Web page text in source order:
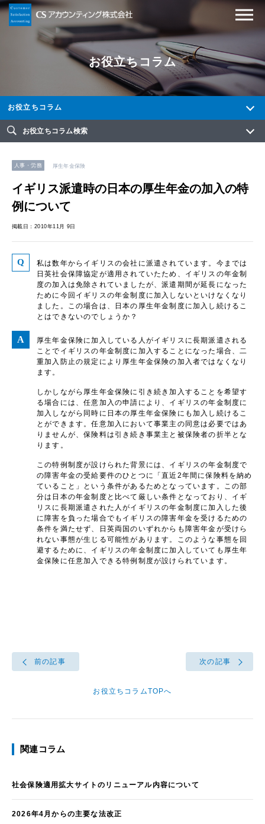
お役立ちコラム
お役立ちコラム
お役立ちコラム検索
人事・労務 厚生年金保険
イギリス派遣時の日本の厚生年金の加入の特
例について
掲載日：2010年11月 9日
私は数年からイギリスの会社に派遣されています。今までは
日英社会保障協定が適用されていたため、イギリスの年金制
度の加入は免除されていましたが、派遣期間が延長になった
ために今回イギリスの年金制度に加入しないといけなくなり
ました。この場合は、日本の厚生年金制度に加入し続けるこ
とはできないのでしょうか？
厚生年金保険に加入している人がイギリスに長期派遣される
ことでイギリスの年金制度に加入することになった場合、二
重加入防止の規定により厚生年金保険の加入者ではなくなり
ます。
しかしながら厚生年金保険に引き続き加入することを希望す
る場合には、任意加入の申請により、イギリスの年金制度に
加入しながら同時に日本の厚生年金保険にも加入し続けるこ
とができます。任意加入において事業主の同意は必要ではあ
りませんが、保険料は引き続き事業主と被保険者の折半とな
ります。
この特例制度が設けられた背景には、イギリスの年金制度で
の障害年金の受給要件のひとつに「直近2年間に保険料を納め
ていること」という条件があるためとなっています。この部
分は日本の年金制度と比べて厳しい条件となっており、イギ
リスに長期派遣された人がイギリスの年金制度に加入した後
に障害を負った場合でもイギリスの障害年金を受けるための
条件を満たせず、日英両国のいずれからも障害年金が受けら
れない事態が生じる可能性があります。このような事態を回
避するために、イギリスの年金制度に加入していても厚生年
金保険に任意加入できる特例制度が設けられています。
前の記事
お役立ちコラムTOPへ
次の記事
関連コラム
社会保険適用拡大サイトのリニューアル内容について
2026年4月からの主要な法改正